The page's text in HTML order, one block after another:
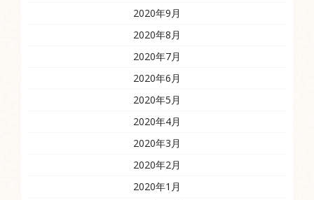
2020年9月
2020年8月
2020年7月
2020年6月
2020年5月
2020年4月
2020年3月
2020年2月
2020年1月